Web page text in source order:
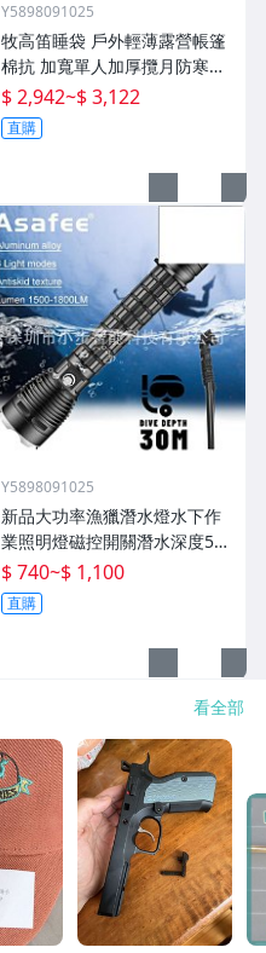
Y5898091025
牧高笛睡袋 戶外輕薄露營帳篷
棉抗 加寬單人加厚攬月防寒被
子
$ 2,942~$ 3,122
直購
Y5898091025
新品大功率漁獵潛水燈水下作
業照明燈磁控開關潛水深度50
米高流明
$ 740~$ 1,100
直購
看全部